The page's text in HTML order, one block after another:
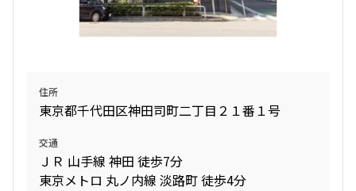
住所
東京都千代田区神田司町二丁目２１番１号
交通
ＪＲ 山手線 神田 徒歩7分
東京メトロ 丸ノ内線 淡路町 徒歩4分